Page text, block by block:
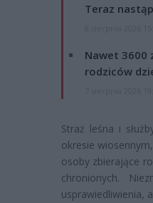
Teraz
Nawet 3600
rodziców
Straż leśna i
okresie
osoby zbierające
chronionych.
usprawiedliwienia,